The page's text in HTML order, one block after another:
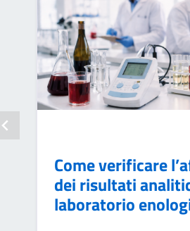
Come verificare
dei risultati
laboratorio